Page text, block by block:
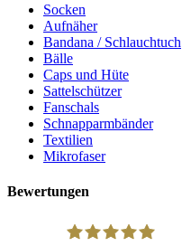
Socken
Aufnäher
Bandana / Schlauchtuch
Bälle
Caps und Hüte
Sattelschützer
Fanschals
Schnapparmbänder
Textilien
Mikrofaser
Bewertungen